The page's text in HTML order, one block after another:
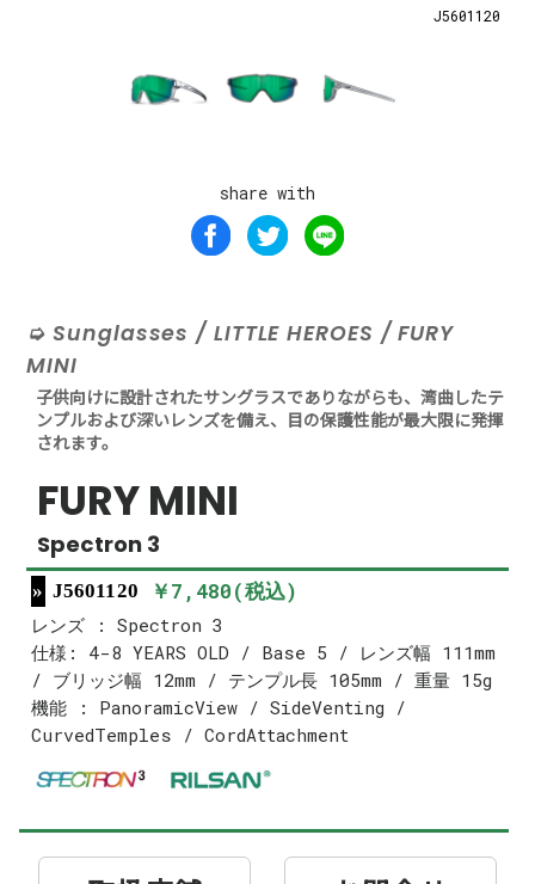
J5601120
share with
Sunglasses / LITTLE HEROES / FURY
MINI
子供向けに設計されたサングラスでありながらも、湾曲したテ
ンプルおよび深いレンズを備え、目の保護性能が最大限に発揮
されます。
FURY MINI
Spectron 3
J5601120 ￥7,480(税込)
レンズ : Spectron 3
仕様: 4-8 YEARS OLD / Base 5 / レンズ幅 111mm
/ ブリッジ幅 12mm / テンプル長 105mm / 重量 15g
機能 : PanoramicView / SideVenting /
CurvedTemples / CordAttachment